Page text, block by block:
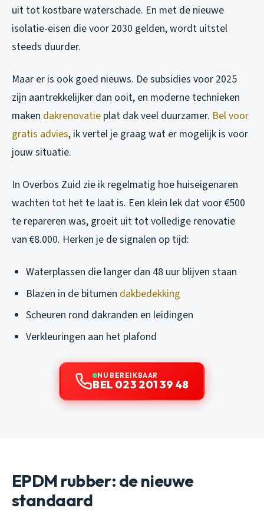
uit tot kostbare waterschade. En met de nieuwe
isolatie-eisen die voor 2030 gelden, wordt uitstel
steeds duurder.
Maar er is ook goed nieuws. De subsidies voor 2025
zijn aantrekkelijker dan ooit, en moderne technieken
maken dakrenovatie plat dak veel duurzamer. Bel voor
gratis advies, ik vertel je graag wat er mogelijk is voor
jouw situatie.
In Overbos Zuid zie ik regelmatig hoe huiseigenaren
wachten tot het te laat is. Een klein lek dat voor €500
te repareren was, groeit uit tot volledige renovatie
van €8.000. Herken je de signalen op tijd:
Waterplassen die langer dan 48 uur blijven staan
Blazen in de bitumen dakbedekking
Scheuren rond dakranden en leidingen
Verkleuringen aan het plafond
NU BEREIKBAAR
BEL 023 201 39 48
EPDM rubber: de nieuwe
standaard